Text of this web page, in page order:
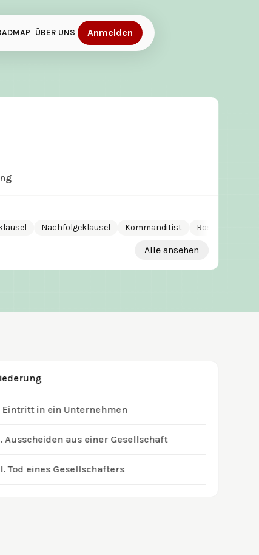
ÜBER UNS Anmelden
Nachfolgeklausel Kommanditist Rosinentheorie
Alle ansehen
Eintritt in ein Unternehmen
Ausscheiden aus einer Gesellschaft
Tod eines Gesellschafters